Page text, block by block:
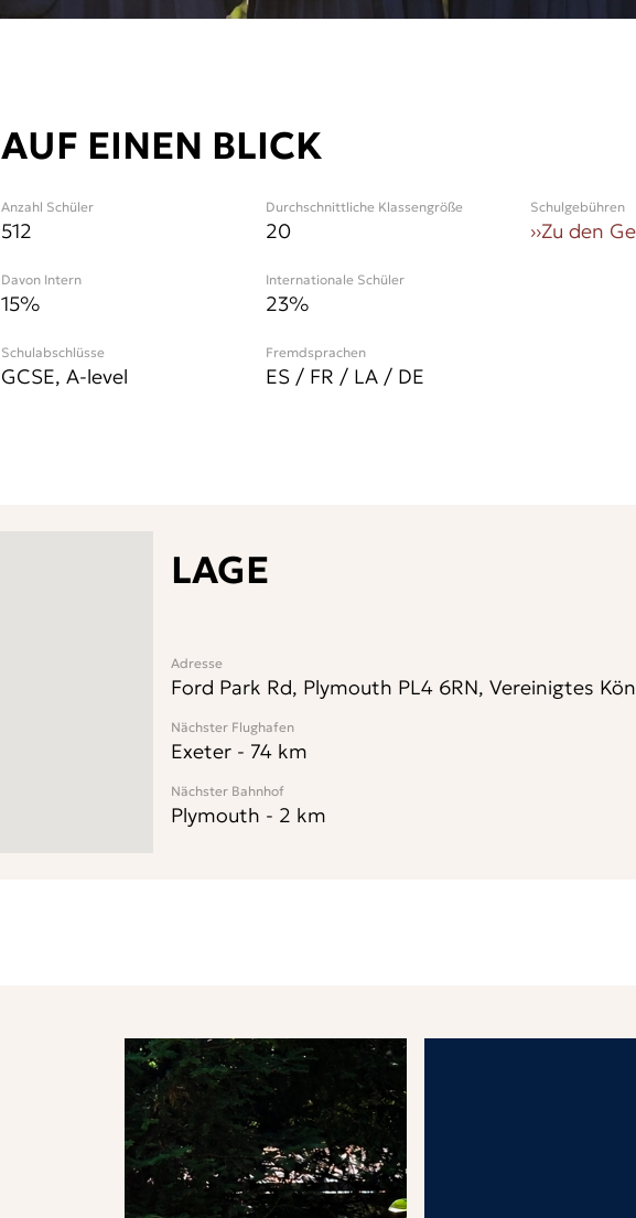
AUF EINEN BLICK
Anzahl Schüler
512
Davon Intern
15%
Schulabschlüsse
GCSE, A-level
Durchschnittliche Klassengröße
20
Internationale Schüler
23%
Fremdsprachen
ES / FR / LA / DE
Schulgebühren
››Zu den
LAGE
Adresse
Ford Park Rd, Plymouth PL4 6RN, Vereinigtes
Nächster Flughafen
Exeter - 74 km
Nächster Bahnhof
Plymouth - 2 km